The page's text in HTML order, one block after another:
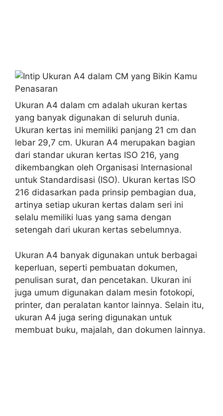
Ukuran A4 dalam cm adalah ukuran kertas
yang banyak digunakan di seluruh dunia.
Ukuran kertas ini memiliki panjang 21 cm dan
lebar 29,7 cm. Ukuran A4 merupakan bagian
dari standar ukuran kertas ISO 216, yang
dikembangkan oleh Organisasi Internasional
untuk Standardisasi (ISO). Ukuran kertas ISO
216 didasarkan pada prinsip pembagian dua,
artinya setiap ukuran kertas dalam seri ini
selalu memiliki luas yang sama dengan
setengah dari ukuran kertas sebelumnya.
Ukuran A4 banyak digunakan untuk berbagai
keperluan, seperti pembuatan dokumen,
penulisan surat, dan pencetakan. Ukuran ini
juga umum digunakan dalam mesin fotokopi,
printer, dan peralatan kantor lainnya. Selain itu,
ukuran A4 juga sering digunakan untuk
membuat buku, majalah, dan dokumen lainnya.